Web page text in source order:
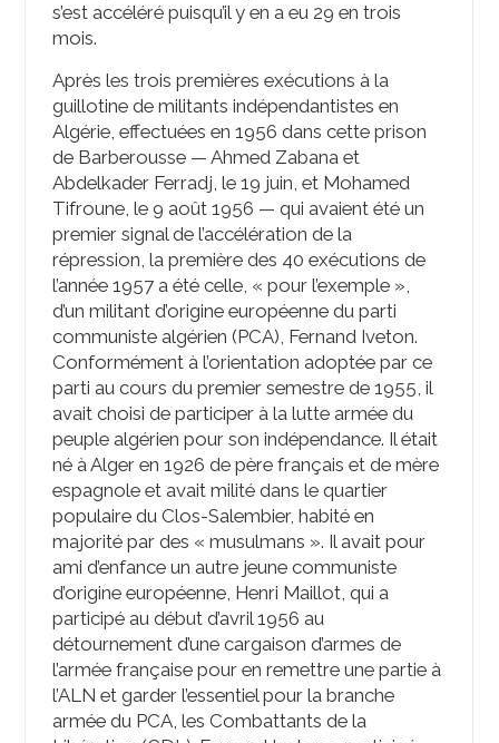
s’est accéléré puisqu’il y en a eu 29 en trois
mois.
Après les trois premières exécutions à la
guillotine de militants indépendantistes en
Algérie, effectuées en 1956 dans cette prison
de Barberousse — Ahmed Zabana et
Abdelkader Ferradj, le 19 juin, et Mohamed
Tifroune, le 9 août 1956 — qui avaient été un
premier signal de l’accélération de la
répression, la première des 40 exécutions de
l’année 1957 a été celle, « pour l’exemple »,
d’un militant d’origine européenne du parti
communiste algérien (PCA), Fernand Iveton.
Conformément à l’orientation adoptée par ce
parti au cours du premier semestre de 1955, il
avait choisi de participer à la lutte armée du
peuple algérien pour son indépendance. Il était
né à Alger en 1926 de père français et de mère
espagnole et avait milité dans le quartier
populaire du Clos-Salembier, habité en
majorité par des « musulmans ». Il avait pour
ami d’enfance un autre jeune communiste
d’origine européenne, Henri Maillot, qui a
participé au début d’avril 1956 au
détournement d’une cargaison d’armes de
l’armée française pour en remettre une partie à
l’ALN et garder l’essentiel pour la branche
armée du PCA, les Combattants de la